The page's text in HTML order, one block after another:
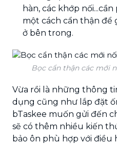
hàn, các khớp
một cách cẩn thận để
ở bên trong.
Bọc cẩn thận các mới
Vừa rồi là những thông
dụng cũng như lắp đặt
bTaskee muốn gửi đến
sẽ có thêm nhiều kiến
bảo ôn phù hợp với điều